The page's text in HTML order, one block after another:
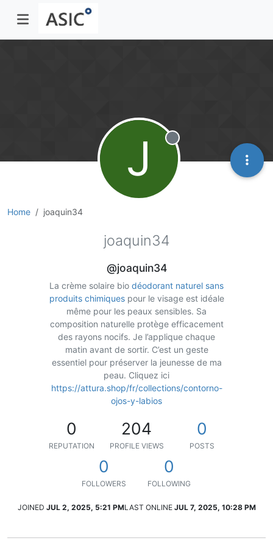
Home joaquin34
J Offline
joaquin34
@joaquin34
La crème solaire bio déodorant naturel sans
produits chimiquespour le visage est idéale
même pour les peaux sensibles. Sa
composition naturelle protège efficacement
des rayons nocifs. Je l’applique chaque
matin avant de sortir. C’est un geste
essentiel pour préserver la jeunesse de ma
peau. Cliquez ici
https://attura.shop/fr/collections/contorno-
ojos-y-labios
0
REPUTATION
204
PROFILE VIEWS
0
POSTS
0
FOLLOWERS
0
FOLLOWING
JOINED JUL 2, 2025, 5:21 PMLAST ONLINE JUL 7, 2025, 10:28 PM